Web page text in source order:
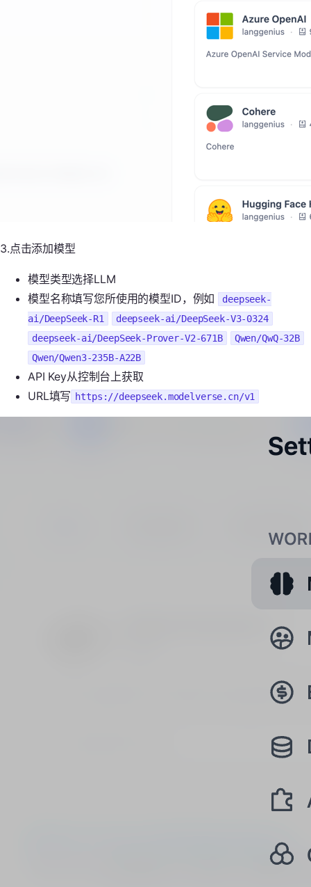
3.点击添加模型
模型类型选择LLM
模型名称填写您所使用的模型ID，例如
deepseek-
ai/DeepSeek-R1
deepseek-ai/DeepSeek-V3-0324
deepseek-ai/DeepSeek-Prover-V2-671B
Qwen/QwQ-32B
Qwen/Qwen3-235B-A22B
API Key从控制台上获取
URL填写 https://deepseek.modelverse.cn/v1